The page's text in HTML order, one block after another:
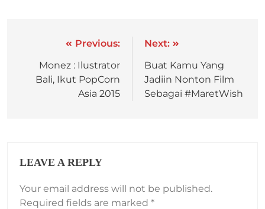
Previous:
Monez : Ilustrator
Bali, Ikut PopCorn
Asia 2015
Next:
Buat Kamu Yang
Jadiin Nonton Film
Sebagai #MaretWish
LEAVE A REPLY
Your email address will not be published.
Required fields are marked *